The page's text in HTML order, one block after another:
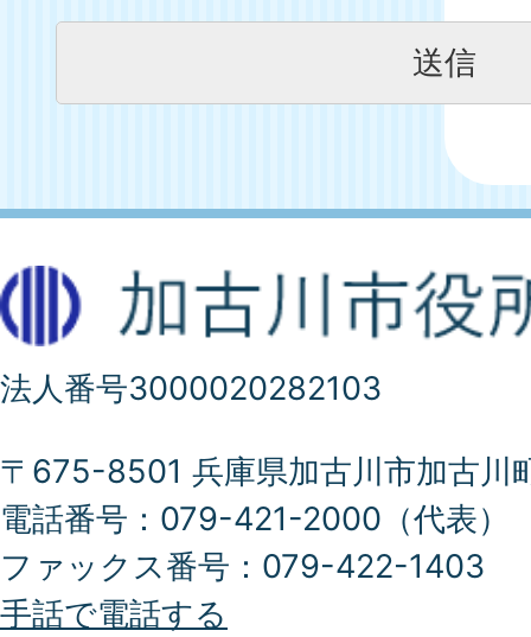
法人番号3000020282103
〒675-8501 兵庫県加古川市加古川
電話番号：079-421-2000（代表）
ファックス番号：079-422-1403
手話で電話する